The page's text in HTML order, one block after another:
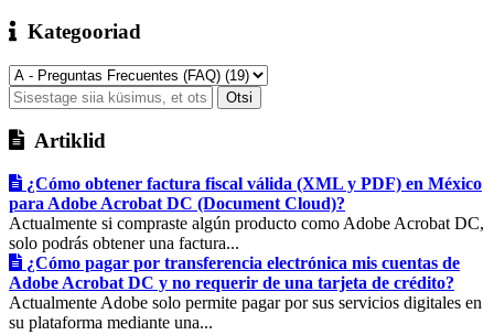
Kategooriad
Artiklid
¿Cómo obtener factura fiscal válida (XML y PDF) en México
para Adobe Acrobat DC (Document Cloud)?
Actualmente si compraste algún producto como Adobe Acrobat DC,
solo podrás obtener una factura...
¿Cómo pagar por transferencia electrónica mis cuentas de
Adobe Acrobat DC y no requerir de una tarjeta de crédito?
Actualmente Adobe solo permite pagar por sus servicios digitales en
su plataforma mediante una...